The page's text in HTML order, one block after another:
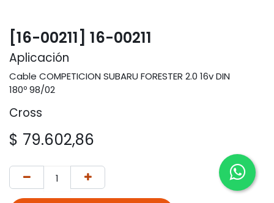
[16-00211] 16-00211
Aplicación
Cable COMPETICION SUBARU FORESTER 2.0 16v DIN
180º 98/02
Cross
$ 79.602,86